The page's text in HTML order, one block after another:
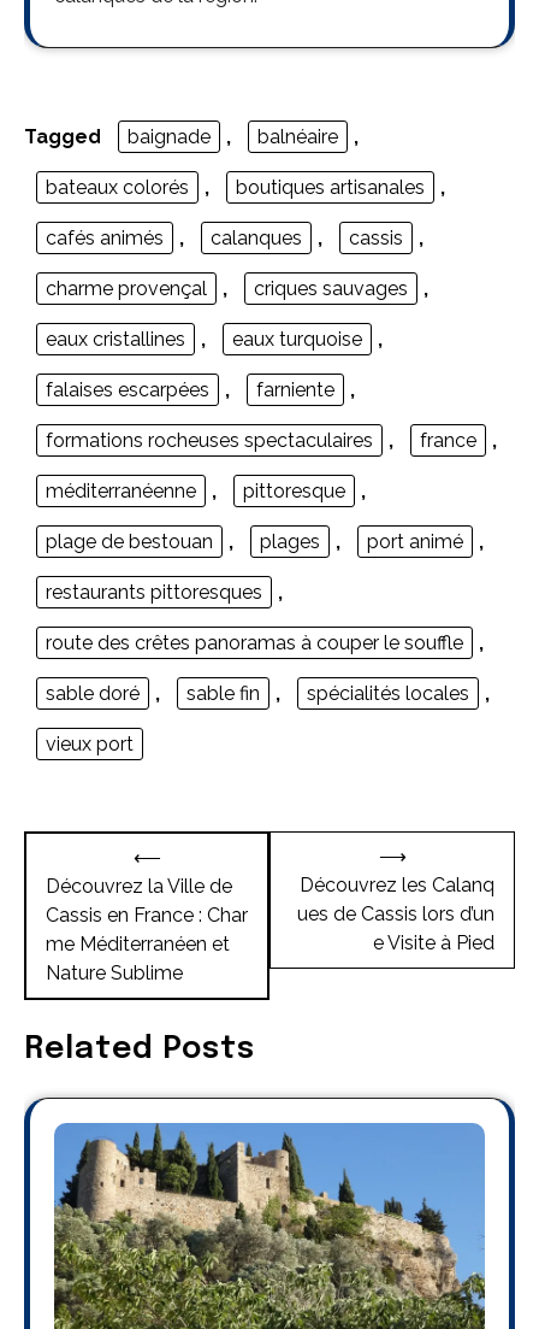
Tagged baignade , balnéaire ,
bateaux colorés , boutiques artisanales ,
cafés animés , calanques , cassis ,
charme provençal , criques sauvages ,
eaux cristallines , eaux turquoise ,
falaises escarpées , farniente ,
formations rocheuses spectaculaires , france ,
méditerranéenne , pittoresque ,
plage de bestouan , plages , port animé ,
restaurants pittoresques ,
route des crêtes panoramas à couper le souffle ,
sable doré , sable fin , spécialités locales ,
vieux port
Navigation
de
l’article
⟵
Découvrez la Ville de
Cassis en France : Char
me Méditerranéen et
Nature Sublime
Découvrez les Calanq
ues de Cassis lors d’un
e Visite à Pied
⟶
Related Posts